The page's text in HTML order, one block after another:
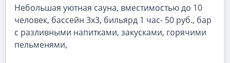
Небольшая уютная сауна, вместимостью до 10
человек, бассейн 3х3, бильярд 1 час- 50 руб., бар
с разливными напитками, закусками, горячими
пельменями,